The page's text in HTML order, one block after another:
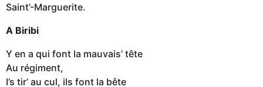
Saint’-Marguerite.
A Biribi
Y en a qui font la mauvais’ tête
Au régiment,
I’s tir’ au cul, ils font la bête